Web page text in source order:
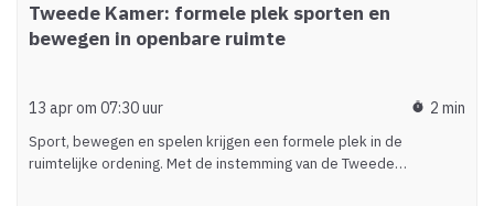
Tweede Kamer: formele plek sporten en
bewegen in openbare ruimte
13 apr om 07:30 uur timer 2 min
Sport, bewegen en spelen krijgen een formele plek in de
ruimtelijke ordening. Met de instemming van de Tweede…